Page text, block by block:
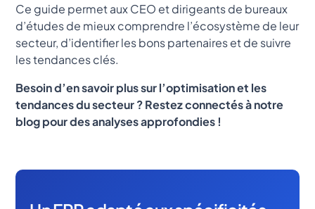
Ce guide permet aux CEO et dirigeants de bureaux
d’études de mieux comprendre l’écosystème de leur
secteur, d’identifier les bons partenaires et de suivre
les tendances clés.
Besoin d’en savoir plus sur l’optimisation et les
tendances du secteur ? Restez connectés à notre
blog pour des analyses approfondies !